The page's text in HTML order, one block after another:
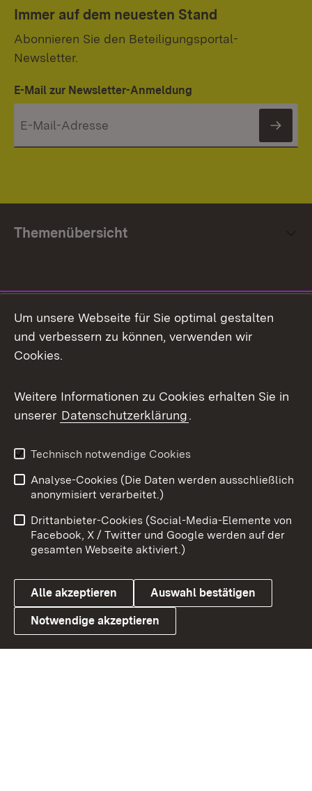
Immer auf dem neuesten Stand
Abonnieren Sie den Beteiligungsportal-
Newsletter.
E-Mail zur Newsletter-Anmeldung
Themenübersicht
Facebook
X / Twitter
Youtube
Link zum Landesportal
Impressum
Kontakt
Barrierefreiheit
Datenschutz
Cookies
Um unsere Webseite für Sie optimal gestalten
und verbessern zu können, verwenden wir
Cookies.
Weitere Informationen zu Cookies erhalten Sie in
unserer Datenschutzerklärung.
Technisch notwendige Cookies
Analyse-Cookies (Die Daten werden ausschließlich
anonymisiert verarbeitet.)
Drittanbieter-Cookies (Social-Media-Elemente von
Facebook, X / Twitter und Google werden auf der
gesamten Webseite aktiviert.)
Alle akzeptieren Auswahl bestätigen
Notwendige akzeptieren